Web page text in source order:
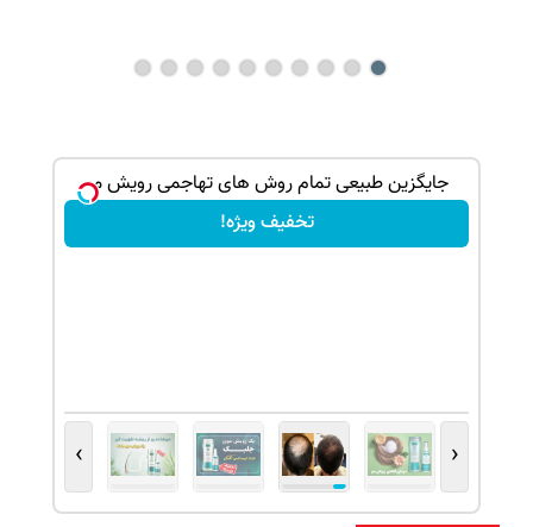
جایگزین طبیعی تمام روش های تهاجمی رویش مو
تخفیف ویژه!
‹
›